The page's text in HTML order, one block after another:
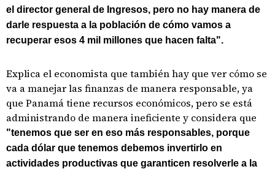
el director general de Ingresos, pero no hay manera de
darle respuesta a la población de cómo vamos a
recuperar esos 4 mil millones que hacen falta".
Explica el economista que también hay que ver cómo se
va a manejar las finanzas de manera responsable, ya
que Panamá tiene recursos económicos, pero se está
administrando de manera ineficiente y considera que
"tenemos que ser en eso más responsables, porque
cada dólar que tenemos debemos invertirlo en
actividades productivas que garanticen resolverle a la